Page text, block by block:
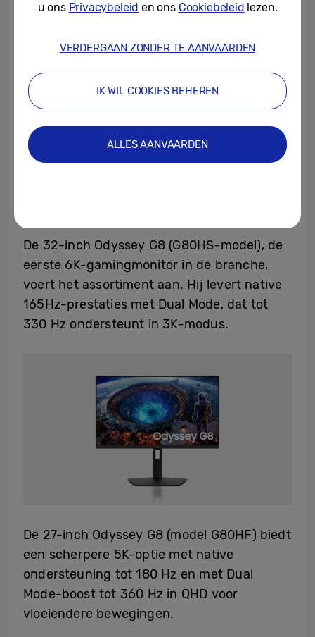
elk met een andere balans tussen resolutie
De 32-inch Odyssey G8 (G80HS-model), de
eerste 6K-gamingmonitor in de branche,
voert het assortiment aan. Hij levert native
165Hz-prestaties met Dual Mode, dat tot
330 Hz ondersteunt in 3K-modus.
De 27-inch Odyssey G8 (model G80HF) biedt
een scherpere 5K-optie met native
ondersteuning tot 180 Hz en met Dual
Mode-boost tot 360 Hz in QHD voor
vloeiendere bewegingen.
u ons Privacybeleid en ons Cookiebeleid lezen.
VERDERGAAN ZONDER TE AANVAARDEN
IK WIL COOKIES BEHEREN
ALLES AANVAARDEN